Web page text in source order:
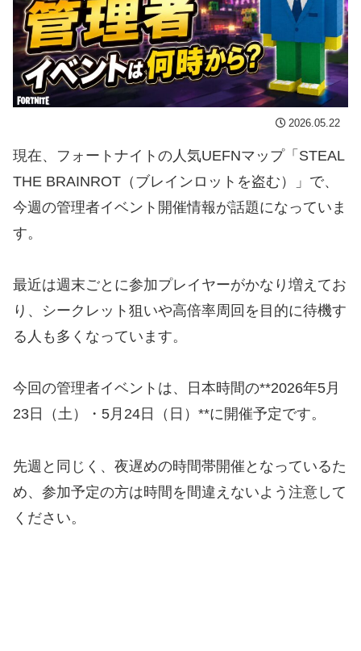
2026.05.22
現在、フォートナイトの人気UEFNマップ「STEAL
THE BRAINROT（ブレインロットを盗む）」で、
今週の管理者イベント開催情報が話題になっていま
す。
最近は週末ごとに参加プレイヤーがかなり増えてお
り、シークレット狙いや高倍率周回を目的に待機す
る人も多くなっています。
今回の管理者イベントは、日本時間の**2026年5月
23日（土）・5月24日（日）**に開催予定です。
先週と同じく、夜遅めの時間帯開催となっているた
め、参加予定の方は時間を間違えないよう注意して
ください。